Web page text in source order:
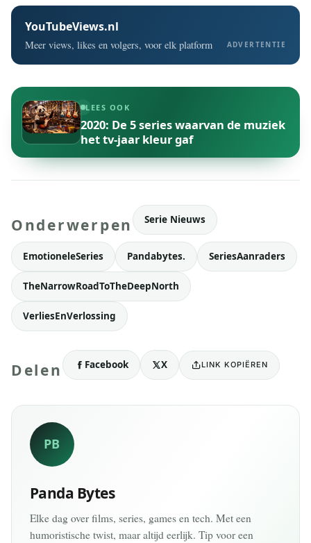
YouTubeViews.nl
Meer views, likes en volgers, voor elk platform ADVERTENTIE
LEES OOK
2020: De 5 series waarvan de muziek
het tv-jaar kleur gaf
Onderwerpen Serie Nieuws
EmotioneleSeries Pandabytes. SeriesAanraders
TheNarrowRoadToTheDeepNorth
VerliesEnVerlossing
Delen Facebook X LINK KOPIËREN
PB
Panda Bytes
Elke dag over films, series, games en tech. Met een
humoristische twist, maar altijd eerlijk. Tip voor een